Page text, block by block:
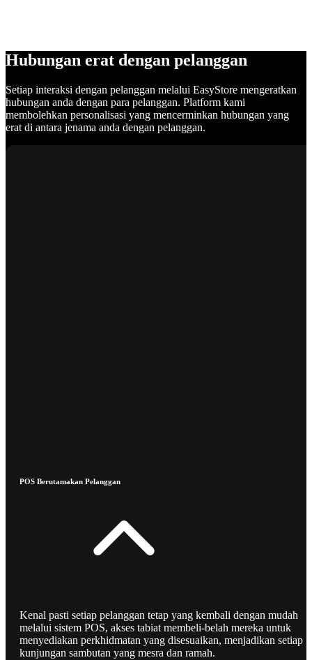
Hubungan erat dengan pelanggan
Setiap interaksi dengan pelanggan melalui EasyStore mengeratkan
hubungan anda dengan para pelanggan. Platform kami
membolehkan personalisasi yang mencerminkan hubungan yang
erat di antara jenama anda dengan pelanggan.
POS Berutamakan Pelanggan
Kenal pasti setiap pelanggan tetap yang kembali dengan mudah
melalui sistem POS, akses tabiat membeli-belah mereka untuk
menyediakan perkhidmatan yang disesuaikan, menjadikan setiap
kunjungan sambutan yang mesra dan ramah.